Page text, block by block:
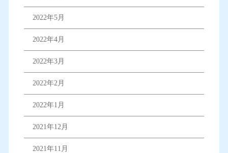
2022年5月
2022年4月
2022年3月
2022年2月
2022年1月
2021年12月
2021年11月